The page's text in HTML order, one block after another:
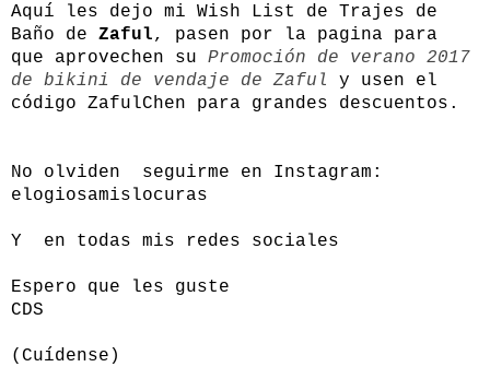
Aquí les dejo mi Wish List de Trajes de
Baño de Zaful, pasen por la pagina para
que aprovechen su Promoción de verano 2017
de bikini de vendaje de Zaful
y usen el
código ZafulChen para grandes descuentos.
No olviden seguirme en Instagram:
elogiosamislocuras
Y en todas mis redes sociales
Espero que les guste
CDS
(Cuídense)